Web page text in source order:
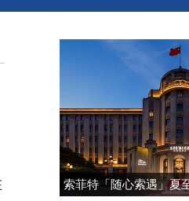
索菲特「随心索遇」夏至音乐